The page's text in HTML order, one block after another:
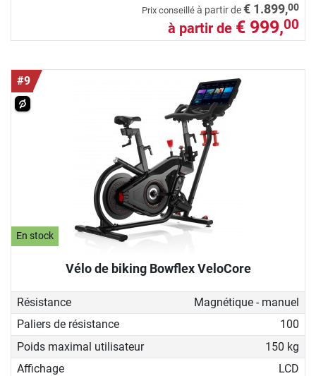
Prix conseillé à partir de€ 1.899,00
à partir de € 999,00
#9
En stock
Vélo de biking Bowflex VeloCore
Résistance
Magnétique - manuel
Paliers de résistance
100
Poids maximal utilisateur
150 kg
Affichage
LCD